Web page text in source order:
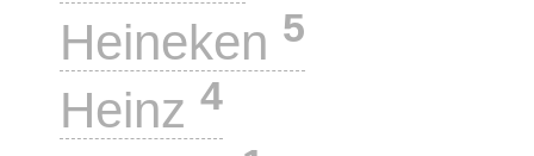
Heineken 5
Heinz 4